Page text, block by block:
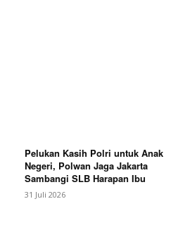
Pelukan Kasih Polri untuk Anak
Negeri, Polwan Jaga Jakarta
Sambangi SLB Harapan Ibu
31 Juli 2026